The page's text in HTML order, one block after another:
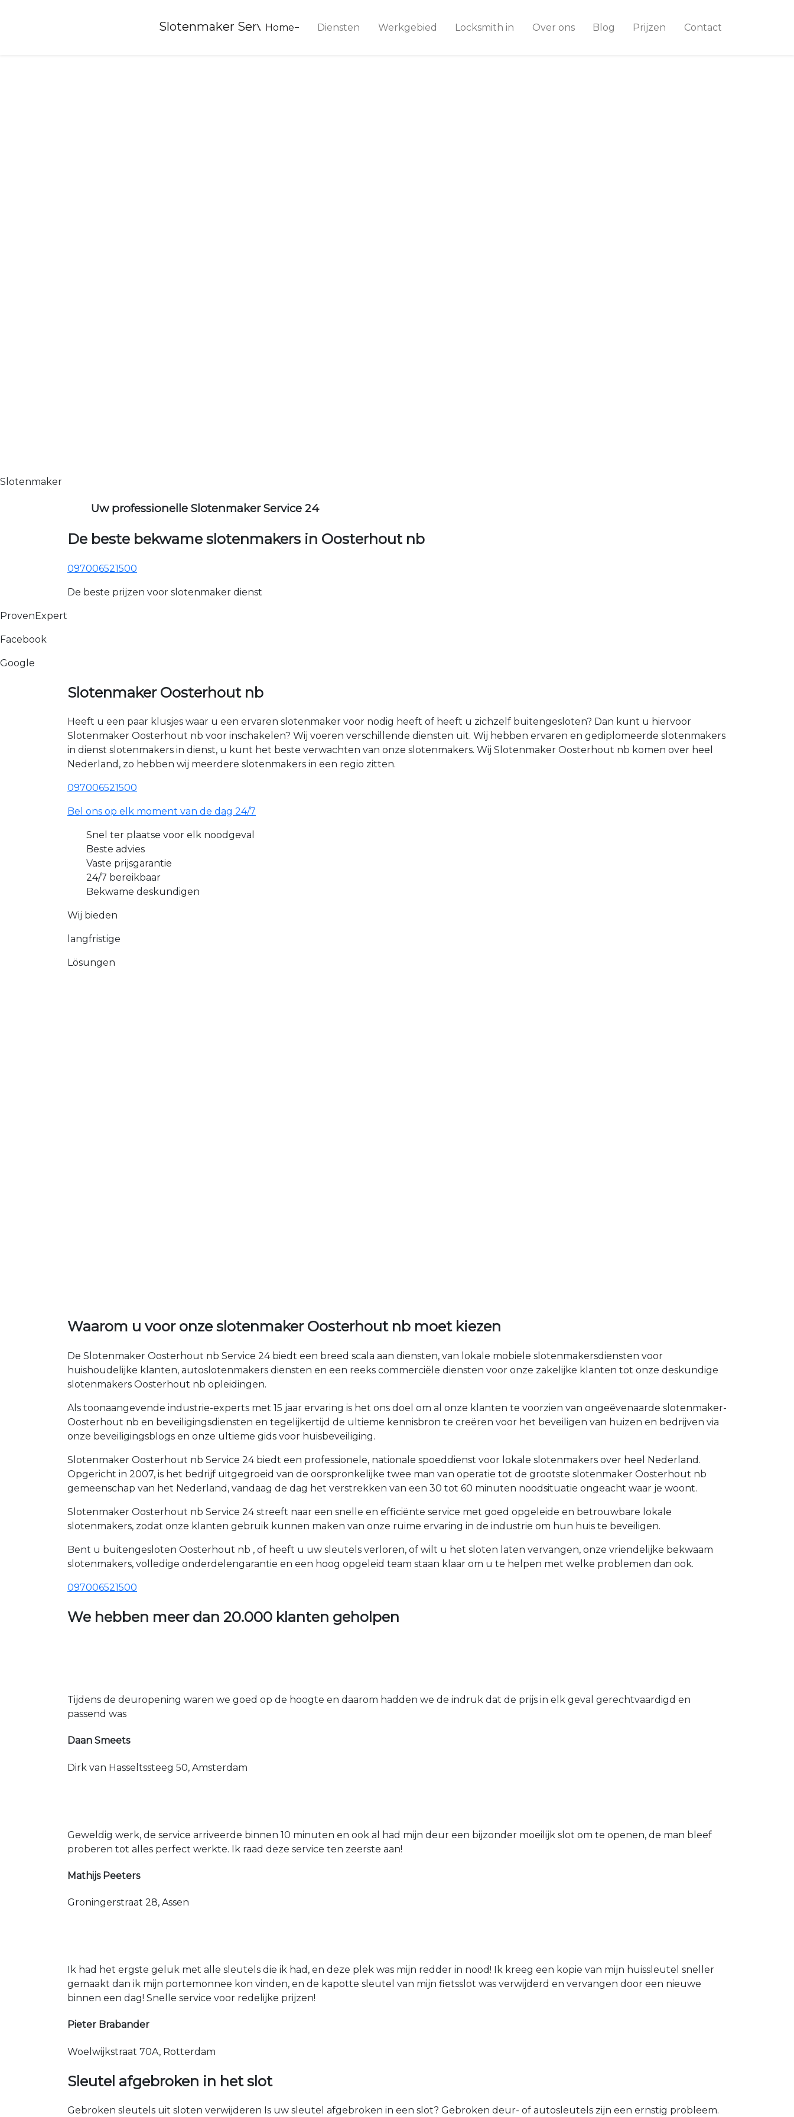
Slotenmaker Service 24
Home Diensten Werkgebied Locksmith in Over ons Blog Prijzen Contact
Slotenmaker
Uw professionelle Slotenmaker Service 24
De beste bekwame slotenmakers in Oosterhout nb
097006521500
De beste prijzen voor slotenmaker dienst
ProvenExpert
Facebook
Google
Slotenmaker Oosterhout nb
Heeft u een paar klusjes waar u een ervaren slotenmaker voor nodig heeft of heeft u zichzelf buitengesloten? Dan kunt u hiervoor
Slotenmaker Oosterhout nb voor inschakelen? Wij voeren verschillende diensten uit. Wij hebben ervaren en gediplomeerde slotenmakers
in dienst slotenmakers in dienst, u kunt het beste verwachten van onze slotenmakers. Wij Slotenmaker Oosterhout nb komen over heel
Nederland, zo hebben wij meerdere slotenmakers in een regio zitten.
097006521500
Bel ons op elk moment van de dag 24/7
Snel ter plaatse voor elk noodgeval
Beste advies
Vaste prijsgarantie
24/7 bereikbaar
Bekwame deskundigen
Wij bieden
langfristige
Lösungen
Waarom u voor onze slotenmaker Oosterhout nb moet kiezen
De Slotenmaker Oosterhout nb Service 24 biedt een breed scala aan diensten, van lokale mobiele slotenmakersdiensten voor
huishoudelijke klanten, autoslotenmakers diensten en een reeks commerciële diensten voor onze zakelijke klanten tot onze deskundige
slotenmakers Oosterhout nb opleidingen.
Als toonaangevende industrie-experts met 15 jaar ervaring is het ons doel om al onze klanten te voorzien van ongeëvenaarde slotenmaker-
Oosterhout nb en beveiligingsdiensten en tegelijkertijd de ultieme kennisbron te creëren voor het beveiligen van huizen en bedrijven via
onze beveiligingsblogs en onze ultieme gids voor huisbeveiliging.
Slotenmaker Oosterhout nb Service 24 biedt een professionele, nationale spoeddienst voor lokale slotenmakers over heel Nederland.
Opgericht in 2007, is het bedrijf uitgegroeid van de oorspronkelijke twee man van operatie tot de grootste slotenmaker Oosterhout nb
gemeenschap van het Nederland, vandaag de dag het verstrekken van een 30 tot 60 minuten noodsituatie ongeacht waar je woont.
Slotenmaker Oosterhout nb Service 24 streeft naar een snelle en efficiënte service met goed opgeleide en betrouwbare lokale
slotenmakers, zodat onze klanten gebruik kunnen maken van onze ruime ervaring in de industrie om hun huis te beveiligen.
Bent u buitengesloten Oosterhout nb , of heeft u uw sleutels verloren, of wilt u het sloten laten vervangen, onze vriendelijke bekwaam
slotenmakers, volledige onderdelengarantie en een hoog opgeleid team staan klaar om u te helpen met welke problemen dan ook.
097006521500
We hebben meer dan 20.000 klanten geholpen
Tijdens de deuropening waren we goed op de hoogte en daarom hadden we de indruk dat de prijs in elk geval gerechtvaardigd en
passend was
Daan Smeets
Dirk van Hasseltssteeg 50, Amsterdam
Geweldig werk, de service arriveerde binnen 10 minuten en ook al had mijn deur een bijzonder moeilijk slot om te openen, de man bleef
proberen tot alles perfect werkte. Ik raad deze service ten zeerste aan!
Mathijs Peeters
Groningerstraat 28, Assen
Ik had het ergste geluk met alle sleutels die ik had, en deze plek was mijn redder in nood! Ik kreeg een kopie van mijn huissleutel sneller
gemaakt dan ik mijn portemonnee kon vinden, en de kapotte sleutel van mijn fietsslot was verwijderd en vervangen door een nieuwe
binnen een dag! Snelle service voor redelijke prijzen!
Pieter Brabander
Woelwijkstraat 70A, Rotterdam
Sleutel afgebroken in het slot
Gebroken sleutels uit sloten verwijderen Is uw sleutel afgebroken in een slot? Gebroken deur- of autosleutels zijn een ernstig probleem.